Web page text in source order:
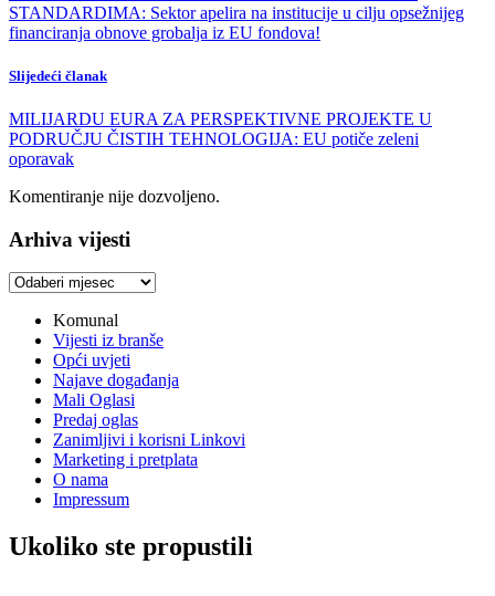
STANDARDIMA: Sektor apelira na institucije u cilju opsežnijeg
financiranja obnove grobalja iz EU fondova!
Slijedeći članak
MILIJARDU EURA ZA PERSPEKTIVNE PROJEKTE U
PODRUČJU ČISTIH TEHNOLOGIJA: EU potiče zeleni
oporavak
Komentiranje nije dozvoljeno.
Arhiva vijesti
Arhiva
Komunal
Vijesti iz branše
Opći uvjeti
Najave događanja
Mali Oglasi
Predaj oglas
Zanimljivi i korisni Linkovi
Marketing i pretplata
O nama
Impressum
Ukoliko ste propustili